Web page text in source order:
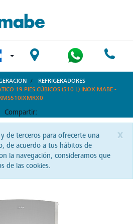
REFRIGERADORES
19 PIES CÚBICOS (510 L) INOX MABE -
Compartir:
x
de terceros para ofrecerte una
de acuerdo a tus hábitos de
la navegación, consideramos que
de las cookies.